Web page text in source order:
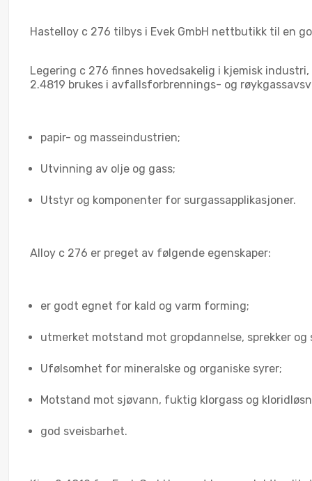
Hastelloy c 276 tilbys i Evek GmbH nettbutikk til en
Legering c 276 finnes hovedsakelig i kjemisk
2.4819 brukes i avfallsforbrennings- og
papir- og masseindustrien;
Utvinning av olje og gass;
Utstyr og komponenter for surgassapplikasjoner.
Alloy c 276 er preget av følgende egenskaper:
er godt egnet for kald og varm forming;
utmerket motstand mot gropdannelse, sprekker og
Ufølsomhet for mineralske og organiske syrer;
Motstand mot sjøvann, fuktig klorgass og
god sveisbarhet.